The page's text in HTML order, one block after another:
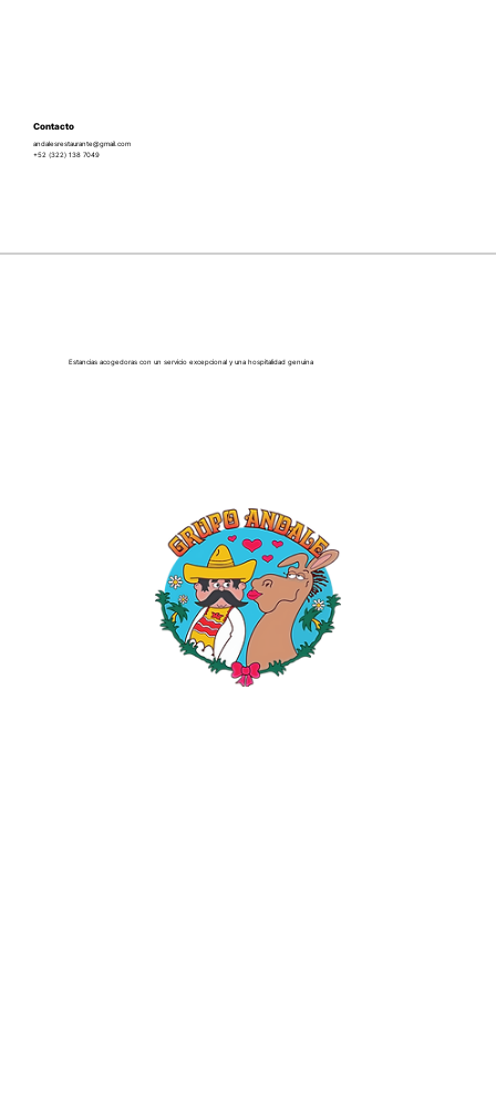
Estancias acogedoras con un servicio excepcional y una hospitalidad genuina
Contacto
andalesrestaurante@gmail.com
+52 (322) 138 7049